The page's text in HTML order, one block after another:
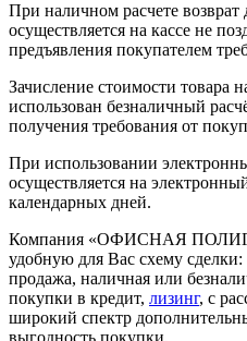
При наличном расчете возврат
осуществляется на кассе не
предъявления покупателем
Зачисление стоимости товара
использован безналичный
получения требования от
При использовании
осуществляется на
календарных дней.
Компания «ОФИСНАЯ
удобную для Вас схему сделки:
продажа, наличная или
покупки в кредит, лизинг, с
широкий спектр